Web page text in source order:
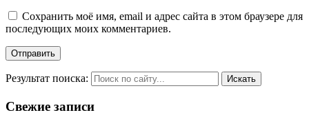
Сохранить моё имя, email и адрес сайта в этом браузере для
последующих моих комментариев.
Результат поиска:
Свежие записи